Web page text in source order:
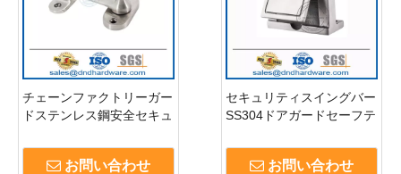
チェーンファクトリーガー
ドステンレス鋼安全セキュ
DDG013
お問い合わせ
セキュリティスイングバー
SS304ドアガードセーフテ
ードDDDG012
お問い合わせ